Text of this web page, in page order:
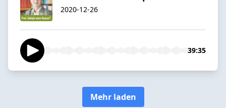
2020-12-26
39:35
Mehr laden